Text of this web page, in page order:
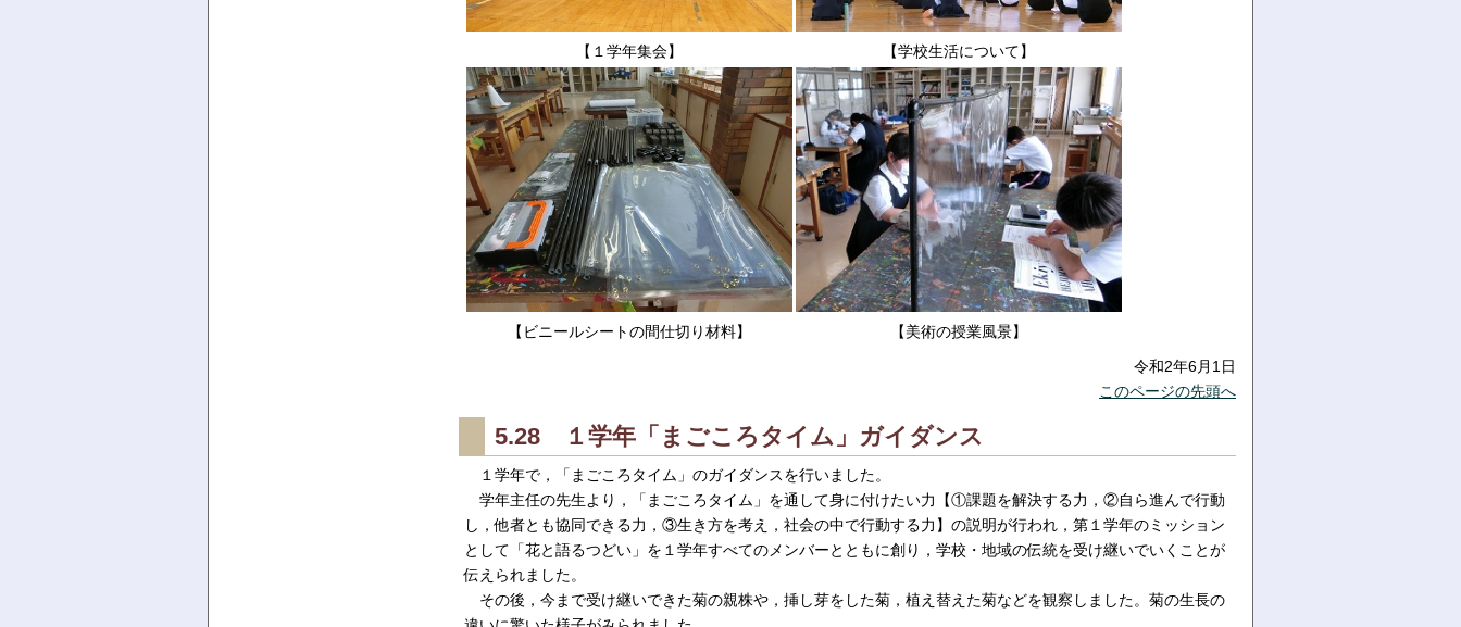
【１学年集会】 【学校生活について】
【ビニールシートの間仕切り材料】 【美術の授業風景】
令和2年6月1日
このページの先頭へ
5.28 １学年「まごころタイム」ガイダンス
１学年で，「まごころタイム」のガイダンスを行いました。
学年主任の先生より，「まごころタイム」を通して身に付けたい力【①課題を解決する力，②自ら進んで行動
し，他者とも協同できる力，③生き方を考え，社会の中で行動する力】の説明が行われ，第１学年のミッション
として「花と語るつどい」を１学年すべてのメンバーとともに創り，学校・地域の伝統を受け継いでいくことが
伝えられました。
その後，今まで受け継いできた菊の親株や，挿し芽をした菊，植え替えた菊などを観察しました。菊の生長の